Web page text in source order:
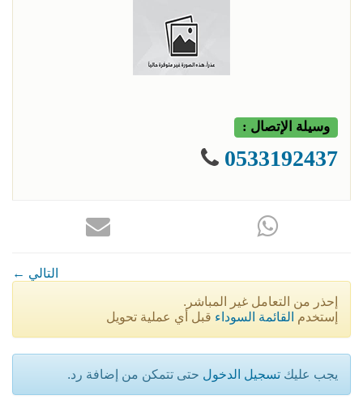
وسيلة الإتصال :
0533192437
← التالي
إحذر من التعامل غير المباشر.
إستخدم القائمة السوداء قبل أي عملية تحويل
يجب عليك تسجيل الدخول حتى تتمكن من إضافة رد.